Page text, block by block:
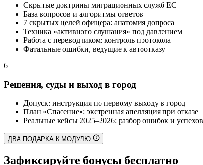
Скрытые доктрины миграционных служб ЕС
База вопросов и алгоритмы ответов
7 скрытых целей офицера: анатомия допроса
Техника «активного слушания» под давлением
Работа с переводчиком: контроль протокола
Фатальные ошибки, ведущие к автоотказу
6
Решения, суды и выход в город
Допуск: инструкция по первому выходу в город
План «Спасение»: экстренная апелляция при отказе
Реальные кейсы 2025–2026: разбор ошибок и успехов
ДВА ПОДАРКА К МОДУЛЮ
Зафиксируйте бонусы бесплатно